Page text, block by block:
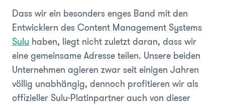
Dass wir ein besonders enges Band mit den
Entwicklern des Content Management Systems
Sulu haben, liegt nicht zuletzt daran, dass wir
eine gemeinsame Adresse teilen. Unsere beiden
Unternehmen agieren zwar seit einigen Jahren
völlig unabhängig, dennoch profitieren wir als
offizieller Sulu-Platinpartner auch von dieser